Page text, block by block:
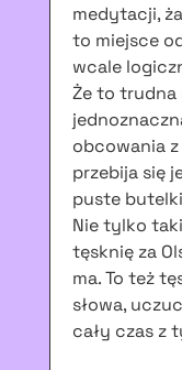
medytacji,
to miejsce
wcale
Że to trudna
obcowania
przebija się
puste
Nie tylko
tęsknię za
ma. To też
słowa,
cały czas z